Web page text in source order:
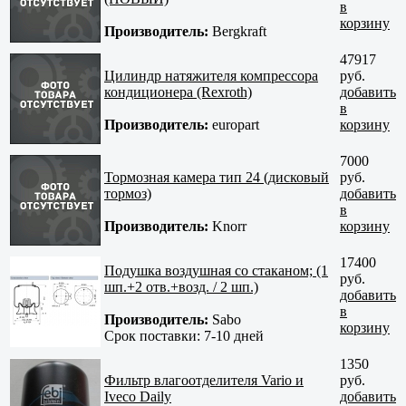
Производитель: Bergkraft
в
корзину
Цилиндр натяжителя компрессора
кондиционера (Rexroth)
Производитель: europart
47917
руб.
добавить
в
корзину
Тормозная камера тип 24 (дисковый
тормоз)
Производитель: Knorr
7000
руб.
добавить
в
корзину
Подушка воздушная со стаканом; (1
шп.+2 отв.+возд. / 2 шп.)
Производитель: Sabo
Срок поставки: 7-10 дней
17400
руб.
добавить
в
корзину
Фильтр влагоотделителя Vario и
Iveco Daily
1350
руб.
добавить